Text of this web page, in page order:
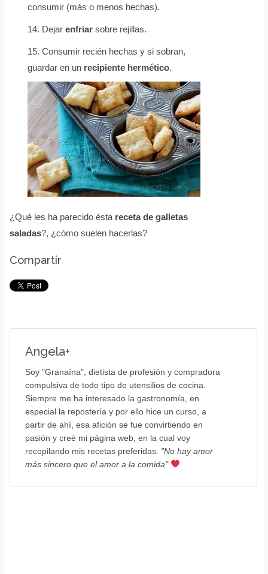
consumir (más o menos hechas).
Dejarenfriar sobre rejillas.
Consumir recién hechas y si sobran,
guardar en un recipiente hermético.
¿Qué les ha parecido ésta receta de galletas
saladas?, ¿cómo suelen hacerlas?
Compartir
Angela+
Soy "Granaína", dietista de profesión y compradora
compulsiva de todo tipo de utensilios de cocina.
Siempre me ha interesado la gastronomía, en
especial la repostería y por ello hice un curso, a
partir de ahí, esa afición se fue convirtiendo en
pasión y creé mi página web, en la cual voy
recopilando mis recetas preferidas. "No hay amor
más sincero que el amor a la comida"